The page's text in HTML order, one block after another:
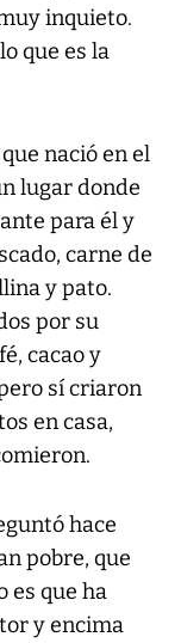
inquieto.
que es la
nació en el
lugar donde
para él y
carne de
y pato.
por su
cacao y
sí criaron
en casa,
hace
pobre, que
es que ha
y encima